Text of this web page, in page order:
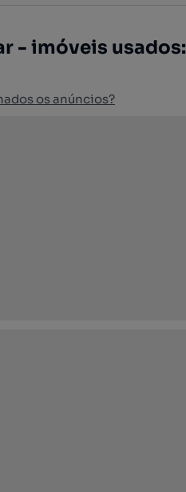
- imóveis usados:
os anúncios?